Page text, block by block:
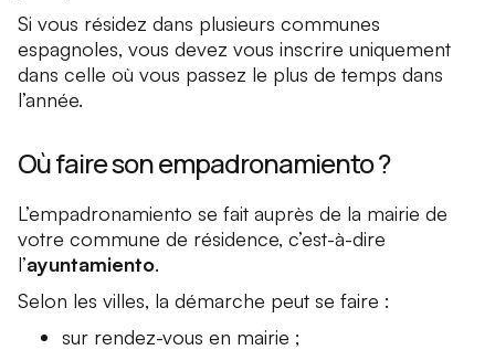
Si vous résidez dans plusieurs communes
espagnoles, vous devez vous inscrire uniquement
dans celle où vous passez le plus de temps dans
l’année.
Où faire son empadronamiento ?
L’empadronamiento se fait auprès de la mairie de
votre commune de résidence, c’est-à-dire
l’ayuntamiento.
Selon les villes, la démarche peut se faire :
sur rendez-vous en mairie ;